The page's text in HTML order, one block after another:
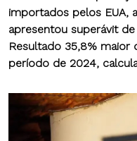
importados pelos EUA,
apresentou superávit
Resultado 35,8%
período de 2024,